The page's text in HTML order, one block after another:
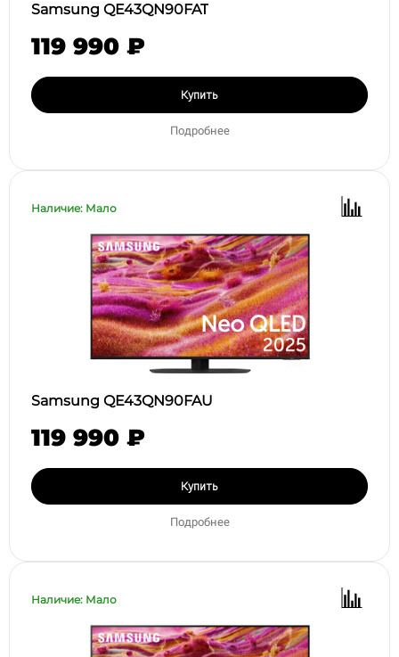
Samsung QE43QN90FAT
119 990 ₽
Купить
Подробнее
Наличие: Мало
Samsung QE43QN90FAU
119 990 ₽
Купить
Подробнее
Наличие: Мало